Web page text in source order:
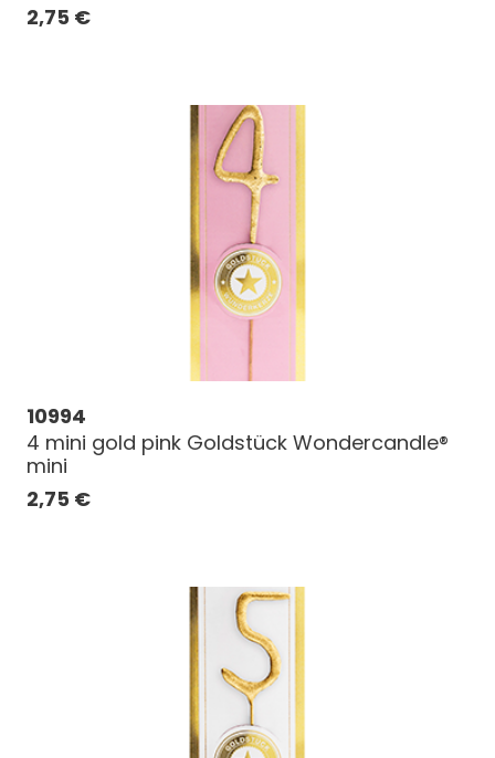
2,75 €
10994
4 mini gold pink Goldstück Wondercandle®
mini
2,75 €